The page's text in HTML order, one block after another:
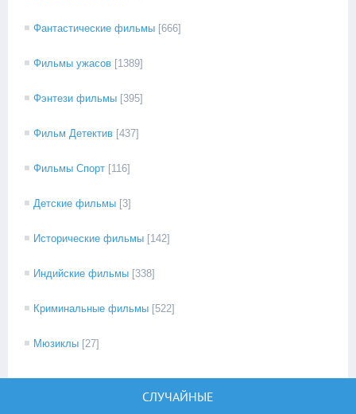
Фантастические фильмы [666]
Фильмы ужасов [1389]
Фэнтези фильмы [395]
Фильм Детектив [437]
Фильмы Спорт [116]
Детские фильмы [3]
Исторические фильмы [142]
Индийские фильмы [338]
Криминальные фильмы [522]
Мюзиклы [27]
СЛУЧАЙНЫЕ